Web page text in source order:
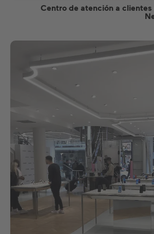
Centro de atención a